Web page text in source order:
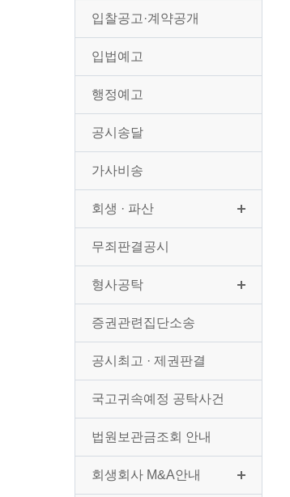
입찰공고·계약공개
입법예고
행정예고
공시송달
가사비송
회생 · 파산
무죄판결공시
형사공탁
증권관련집단소송
공시최고 · 제권판결
국고귀속예정 공탁사건
법원보관금조회 안내
회생회사 M&A안내